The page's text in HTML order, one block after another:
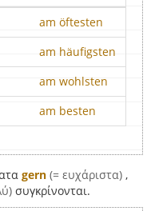
am öftesten
am häufigsten
am wohlsten
am besten
gern (= ευχάριστα) ,
συγκρίνονται.